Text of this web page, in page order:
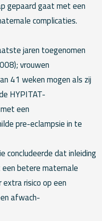
gepaard gaat met een
complicaties.
jaren toegenomen
vrouwen
41 weken mogen als zij
HYPITAT-
een
pre-eclampsie in te
concludeerde dat inleiding
betere maternale
risico op een
afwach-